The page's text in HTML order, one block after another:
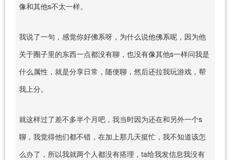
像和其他s不太一样。
我说了一句，感觉你好佛系呀，为什么说他佛系呢，因为他
关于圈子里的东西一点都没有聊，也没有像其他s一样问我是
什么属性，就是分享日常，随便聊，然后还拉我玩游戏，帮
我上分。
就这样过了差不多半个月吧，我当时因为还在和另外一个s
聊，我觉得他们都不错，在加上那几天挺忙，我不知道该怎
么办了，所以我就两个人都没有搭理，ta给我发信息我没有